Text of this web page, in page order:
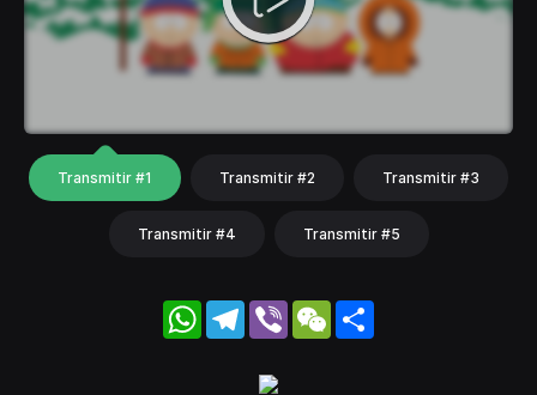
Transmitir #1 Transmitir #2 Transmitir #3
Transmitir #4 Transmitir #5
WhatsApp
Telegram
Viber WeChat